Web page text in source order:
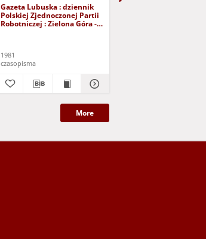
Gazeta Lubuska : dziennik
Polskiej Zjednoczonej Partii
Robotniczej : Zielona Góra -
1981
czasopisma
More